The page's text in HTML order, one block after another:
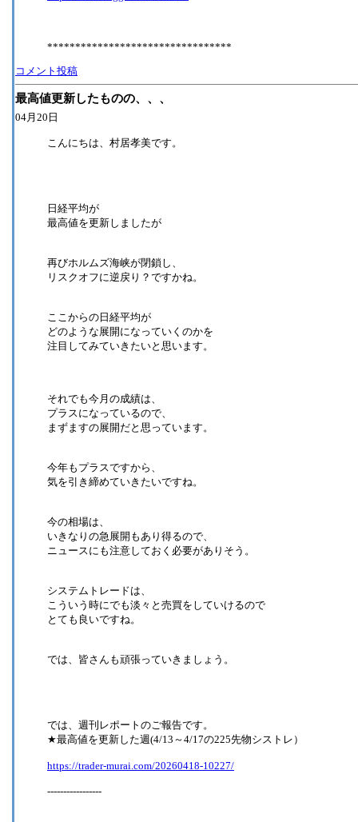
*********************************
コメント投稿
最高値更新したものの、、、
04月20日
こんにちは、村居孝美です。
日経平均が
最高値を更新しましたが
再びホルムズ海峡が閉鎖し、
リスクオフに逆戻り？ですかね。
ここからの日経平均が
どのような展開になっていくのかを
注目してみていきたいと思います。
それでも今月の成績は、
プラスになっているので、
まずますの展開だと思っています。
今年もプラスですから、
気を引き締めていきたいですね。
今の相場は、
いきなりの急展開もあり得るので、
ニュースにも注意しておく必要がありそう。
システムトレードは、
こういう時にでも淡々と売買をしていけるので
とても良いですね。
では、皆さんも頑張っていきましょう。
では、週刊レポートのご報告です。
★最高値を更新した週(4/13～4/17の225先物シストレ）
https://trader-murai.com/20260418-10227/
-----------------